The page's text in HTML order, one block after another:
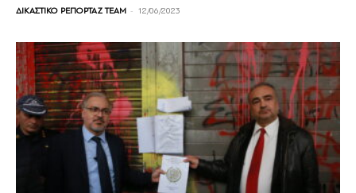
ΔΙΚΑΣΤΙΚΟ ΡΕΠΟΡΤΑΖ TEAM - 12/06/2023